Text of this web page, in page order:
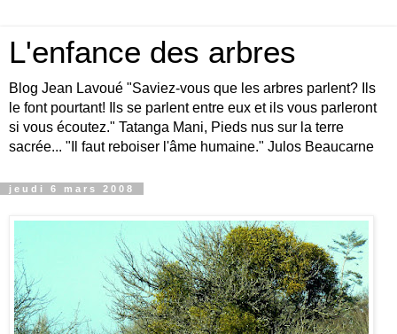
L'enfance des arbres
Blog Jean Lavoué "Saviez-vous que les arbres parlent? Ils
le font pourtant! Ils se parlent entre eux et ils vous parleront
si vous écoutez." Tatanga Mani, Pieds nus sur la terre
sacrée... "Il faut reboiser l'âme humaine." Julos Beaucarne
jeudi 6 mars 2008